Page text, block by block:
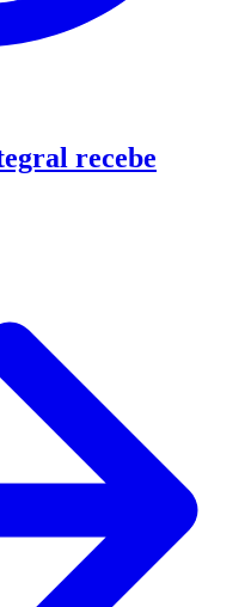
recebe